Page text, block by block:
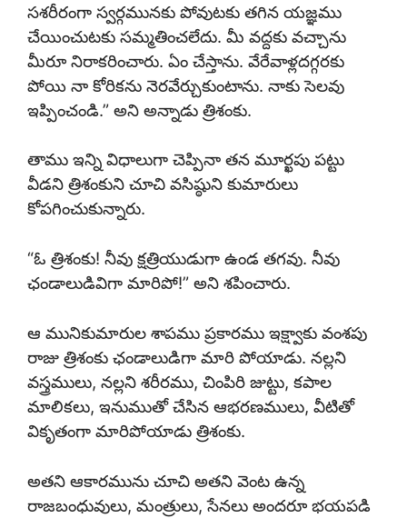
సశరీరంగా స్వర్గమునకు పోవుటకు తగిన యజ్ఞము
చేయించుటకు సమ్మతించలేదు. మీ వద్దకు వచ్చాను
మీరూ నిరాకరించారు. ఏం చేస్తాను. వేరేవాళ్లదగ్గరకు
పోయి నా కోరికను నెరవేర్చుకుంటాను. నాకు సెలవు
ఇప్పించండి.” అని అన్నాడు త్రిశంకు.
తాము ఇన్ని విధాలుగా చెప్పినా తన మూర్ఖపు పట్టు
వీడని త్రిశంకుని చూచి వసిష్ఠుని కుమారులు
కోపగించుకున్నారు.
“ఓ త్రిశంకు! నీవు క్షత్రియుడుగా ఉండ తగవు. నీవు
ఛండాలుడివిగా మారిపో!” అని శపించారు.
ఆ మునికుమారుల శాపము ప్రకారము ఇక్ష్వాకు వంశపు
రాజు త్రిశంకు ఛండాలుడిగా మారి పోయాడు. నల్లని
వస్త్రములు, నల్లని శరీరము, చింపిరి జుట్టు, కపాల
మాలికలు, ఇనుముతో చేసిన ఆభరణములు, వీటితో
వికృతంగా మారిపోయాడు త్రిశంకు.
అతని ఆకారమును చూచి అతని వెంట ఉన్న
రాజబంధువులు, మంత్రులు, సేనలు అందరూ భయపడి